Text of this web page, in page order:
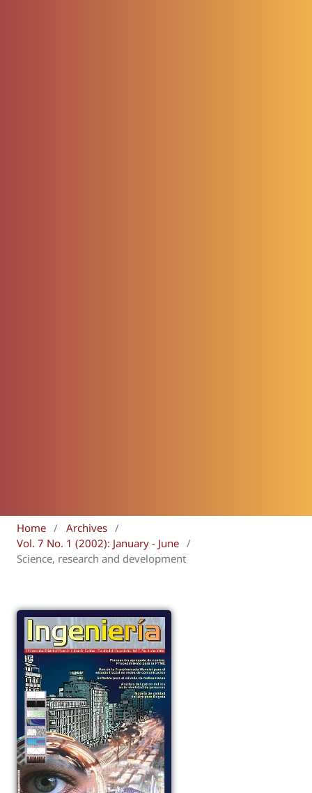
Home / Archives /
Vol. 7 No. 1 (2002): January - June /
Science, research and development